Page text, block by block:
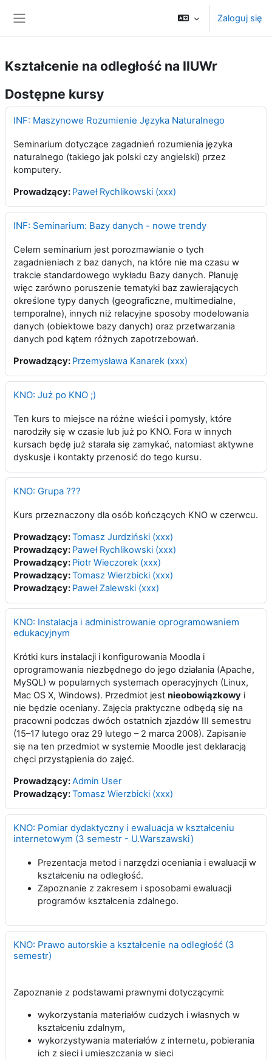
Zaloguj się
Kształcenie na odległość na IIUWr
Dostępne kursy
INF: Maszynowe Rozumienie Języka Naturalnego
Seminarium dotyczące zagadnień rozumienia języka
naturalnego (takiego jak polski czy angielski) przez
komputery.
Prowadzący: Paweł Rychlikowski (xxx)
INF: Seminarium: Bazy danych - nowe trendy
Celem seminarium jest porozmawianie o tych
zagadnieniach z baz danych, na które nie ma czasu w
trakcie standardowego wykładu Bazy danych. Planuję
więc zarówno poruszenie tematyki baz zawierających
określone typy danych (geograficzne, multimedialne,
temporalne), innych niż relacyjne sposoby modelowania
danych (obiektowe bazy danych) oraz przetwarzania
danych pod kątem różnych zapotrzebowań.
Prowadzący: Przemysława Kanarek (xxx)
KNO: Już po KNO ;)
Ten kurs to miejsce na różne wieści i pomysły, które
narodziły się w czasie lub już po KNO. Fora w innych
kursach będę już starała się zamykać, natomiast aktywne
dyskusje i kontakty przenosić do tego kursu.
KNO: Grupa ???
Kurs przeznaczony dla osób kończących KNO w czerwcu.
Prowadzący:Tomasz Jurdziński (xxx)
Prowadzący: Paweł Rychlikowski (xxx)
Prowadzący: Piotr Wieczorek (xxx)
Prowadzący:Tomasz Wierzbicki (xxx)
Prowadzący: Paweł Zalewski (xxx)
KNO: Instalacja i administrowanie oprogramowaniem
edukacyjnym
Krótki kurs instalacji i konfigurowania Moodla i
oprogramowania niezbędnego do jego działania (Apache,
MySQL) w popularnych systemach operacyjnych (Linux,
Mac OS X, Windows). Przedmiot jest nieobowiązkowy i
nie będzie oceniany. Zajęcia praktyczne odbędą się na
pracowni podczas dwóch ostatnich zjazdów III semestru
(15–17 lutego oraz 29 lutego – 2 marca 2008). Zapisanie
się na ten przedmiot w systemie Moodle jest deklaracją
chęci przystąpienia do zajęć.
Prowadzący:Admin User
Prowadzący:Tomasz Wierzbicki (xxx)
KNO: Pomiar dydaktyczny i ewaluacja w kształceniu
internetowym (3 semestr - U.Warszawski)
Prezentacja metod i narzędzi oceniania i ewaluacji w
kształceniu na odległość.
Zapoznanie z zakresem i sposobami ewaluacji
programów kształcenia zdalnego.
KNO: Prawo autorskie a kształcenie na odległość (3
semestr)
Zapoznanie z podstawami prawnymi dotyczącymi:
wykorzystania materiałów cudzych i własnych w
kształceniu zdalnym,
wykorzystywania materiałów z internetu, pobierania
ich z sieci i umieszczania w sieci